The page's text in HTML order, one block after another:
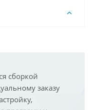
сборкой
заказу